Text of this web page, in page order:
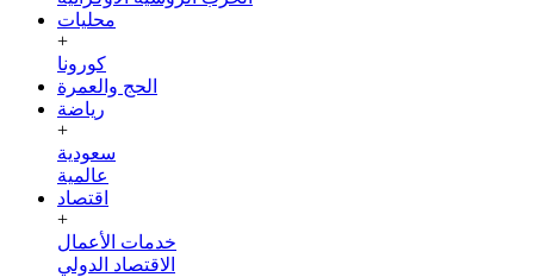
محليات
+
كورونا
الحج والعمرة
رياضة
+
سعودية
عالمية
اقتصاد
+
خدمات الأعمال
الاقتصاد الدولي